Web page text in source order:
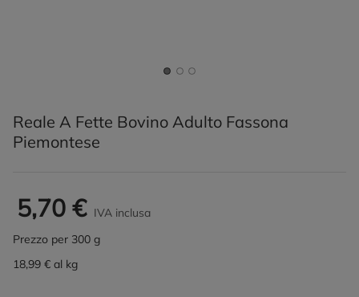
Reale A Fette Bovino Adulto Fassona
Piemontese
5,70 € IVA inclusa
Prezzo per 300 g
18,99 € al kg